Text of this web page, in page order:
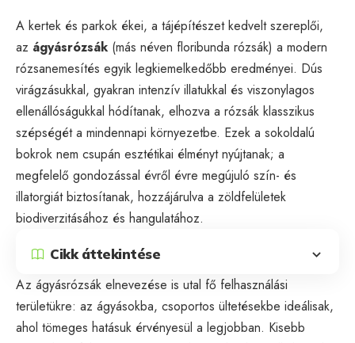
A kertek és parkok ékei, a tájépítészet kedvelt szereplői,
az ágyásrózsák (más néven floribunda rózsák) a modern
rózsanemesítés egyik legkiemelkedőbb eredményei. Dús
virágzásukkal, gyakran intenzív illatukkal és viszonylagos
ellenállóságukkal hódítanak, elhozva a rózsák klasszikus
szépségét a mindennapi környezetbe. Ezek a sokoldalú
bokrok nem csupán esztétikai élményt nyújtanak; a
megfelelő gondozással évről évre megújuló szín- és
illatorgiát biztosítanak, hozzájárulva a zöldfelületek
biodiverzitásához és hangulatához.
Cikk áttekintése
Az ágyásrózsák elnevezése is utal fő felhasználási
területükre: az ágyásokba, csoportos ültetésekbe ideálisak,
ahol tömeges hatásuk érvényesül a legjobban. Kisebb